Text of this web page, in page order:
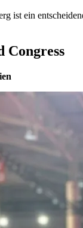
ist ein
Congress